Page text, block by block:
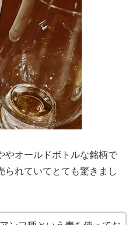
やオールドボトルな銘柄で
れていてとても驚きまし